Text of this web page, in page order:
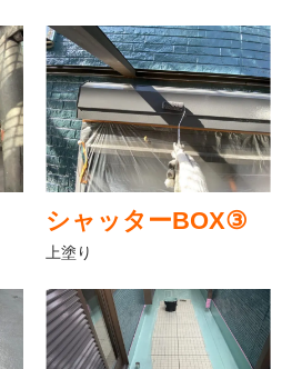
シャッターBOX③
上塗り